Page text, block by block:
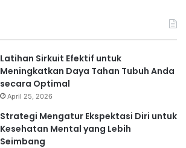
Latihan Sirkuit Efektif untuk
Meningkatkan Daya Tahan Tubuh Anda
secara Optimal
April 25, 2026
Strategi Mengatur Ekspektasi Diri untuk
Kesehatan Mental yang Lebih
Seimbang